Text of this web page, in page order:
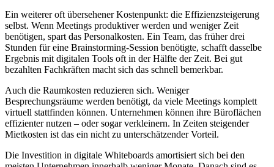
Ein weiterer oft übersehener Kostenpunkt: die Effizienzsteigerung
selbst. Wenn Meetings produktiver werden und weniger Zeit
benötigen, spart das Personalkosten. Ein Team, das früher drei
Stunden für eine Brainstorming-Session benötigte, schafft dasselbe
Ergebnis mit digitalen Tools oft in der Hälfte der Zeit. Bei gut
bezahlten Fachkräften macht sich das schnell bemerkbar.
Auch die Raumkosten reduzieren sich. Weniger
Besprechungsräume werden benötigt, da viele Meetings komplett
virtuell stattfinden können. Unternehmen können ihre Büroflächen
effizienter nutzen – oder sogar verkleinern. In Zeiten steigender
Mietkosten ist das ein nicht zu unterschätzender Vorteil.
Die Investition in digitale Whiteboards amortisiert sich bei den